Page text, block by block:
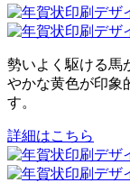
勢いよく駆ける馬
やかな黄色が印象
す。
詳細はこちら